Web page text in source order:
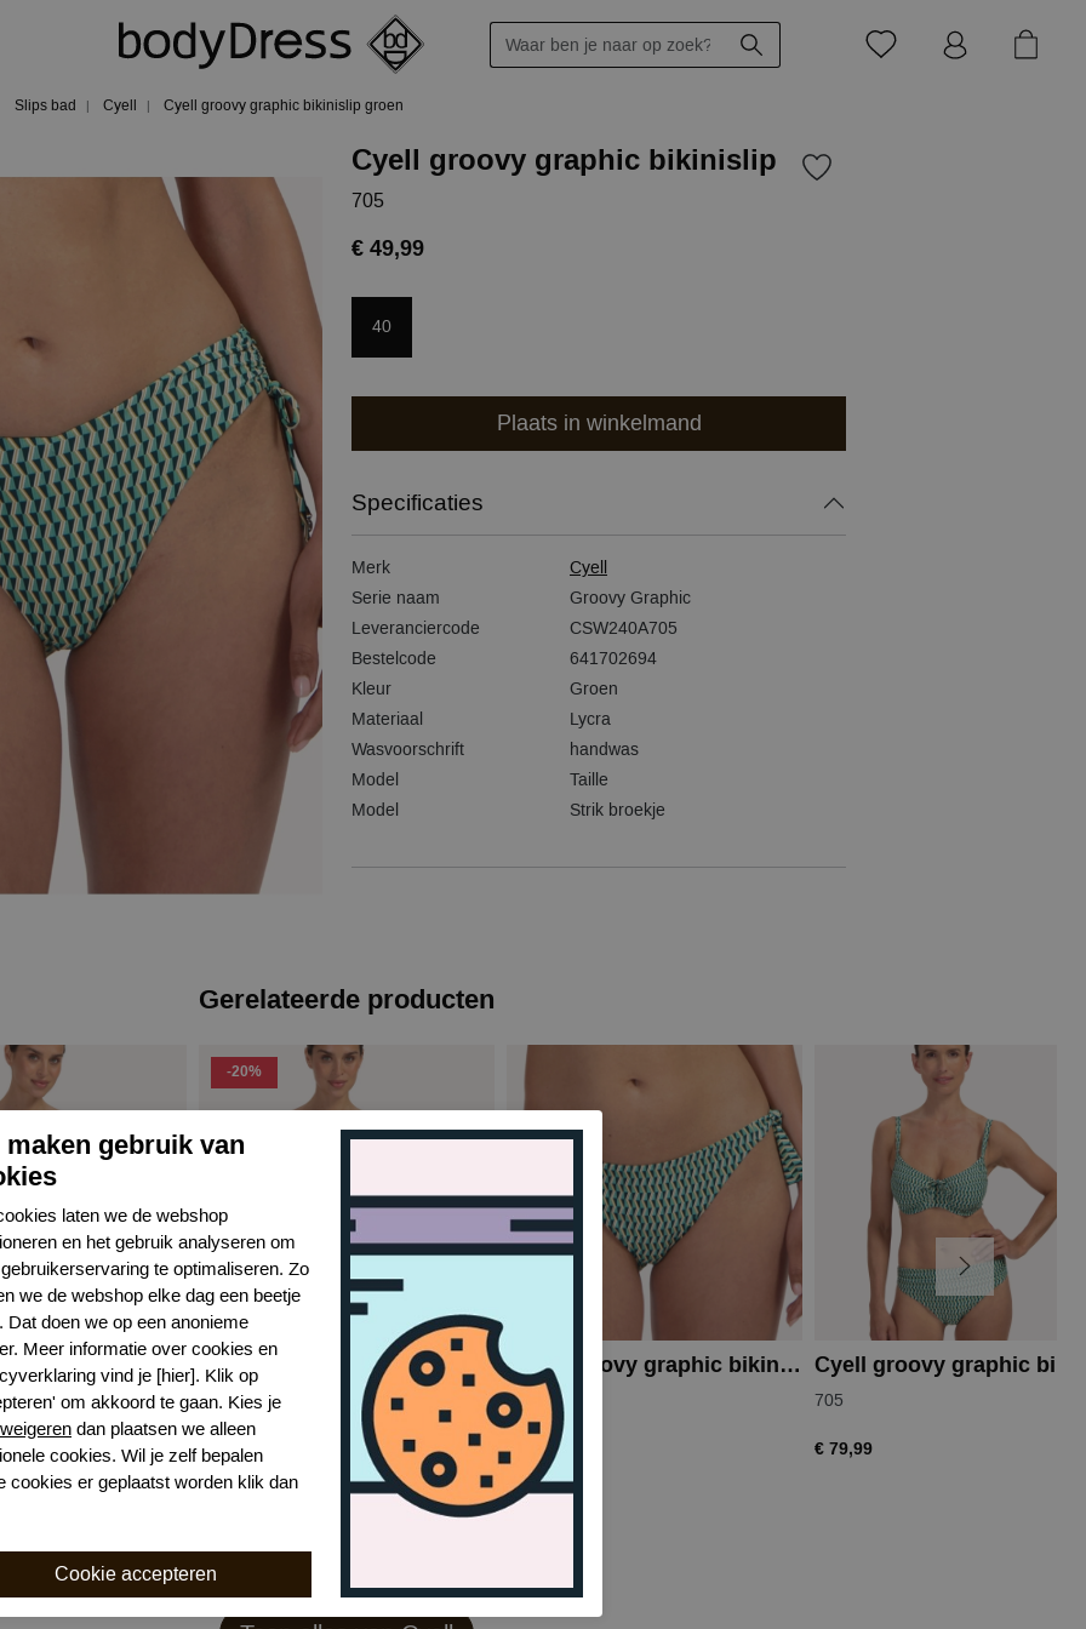
Slips bad Cyell Cyell groovy graphic bikinislip groen
Cyell groovy graphic bikinislip
705
€ 49,99
40
Plaats in winkelmand
Specificaties
Merk
Cyell
Serie naam
Groovy Graphic
Leveranciercode
CSW240A705
Bestelcode
641702694
Kleur
Groen
Materiaal
Lycra
Wasvoorschrift
handwas
Model
Taille
Model
Strik broekje
Gerelateerde producten
Cyell groovy graphic badpak
-20%
Cyell groovy graphic bikinitop
705
€ 89,99
Cyell groovy graphic bikinislip
705
€ 39,99
705
€ 79,99
gebruik van
laten we de webshop
en het gebruik analyseren om
te optimaliseren. Zo
we de webshop elke dag een beetje
Dat doen we op een anonieme
Meer informatie over cookies en
vind je [hier]. Klik op
om akkoord te gaan. Kies je
weigeren dan plaatsen we alleen
cookies. Wil je zelf bepalen
cookies er geplaatst worden klik dan